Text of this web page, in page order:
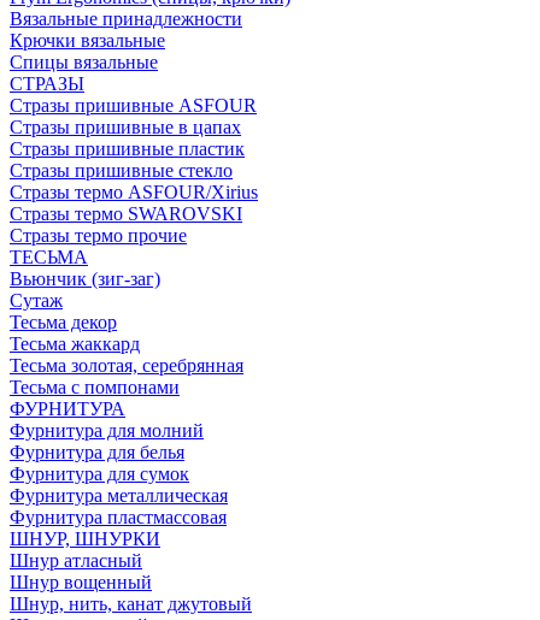
Вязальные принадлежности
Крючки вязальные
Спицы вязальные
СТРАЗЫ
Стразы пришивные ASFOUR
Стразы пришивные в цапах
Стразы пришивные пластик
Стразы пришивные стекло
Стразы термо ASFOUR/Xirius
Стразы термо SWAROVSKI
Стразы термо прочие
ТЕСЬМА
Вьюнчик (зиг-заг)
Сутаж
Тесьма декор
Тесьма жаккард
Тесьма золотая, серебрянная
Тесьма с помпонами
ФУРНИТУРА
Фурнитура для молний
Фурнитура для белья
Фурнитура для сумок
Фурнитура металлическая
Фурнитура пластмассовая
ШНУР, ШНУРКИ
Шнур атласный
Шнур вощенный
Шнур, нить, канат джутовый